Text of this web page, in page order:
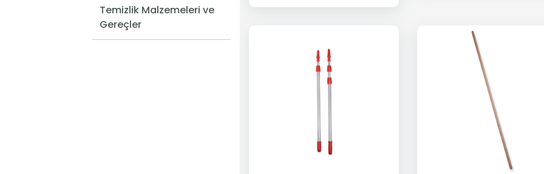
Temizlik Malzemeleri ve
Gereçler